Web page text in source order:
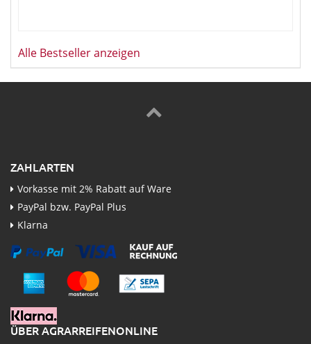
Alle Bestseller anzeigen
ZAHLARTEN
Vorkasse mit 2% Rabatt auf Ware
PayPal bzw. PayPal Plus
Klarna
ÜBER AGRARREIFENONLINE